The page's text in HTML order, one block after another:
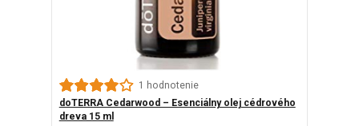
1 hodnotenie
doTERRA Cedarwood – Esenciálny olej cédrového
dreva 15 ml